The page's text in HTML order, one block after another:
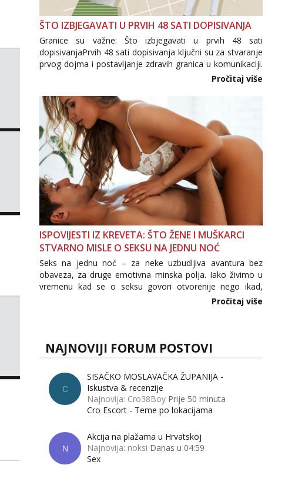
ŠTO IZBJEGAVATI U PRVIH 48 SATI DOPISIVANJA
Granice su važne: Što izbjegavati u prvih 48 sati
dopisivanjaPrvih 48 sati dopisivanja ključni su za stvaranje
prvog dojma i postavljanje zdravih granica u komunikaciji.
Važno je izbjeći prebrzo otkrivanje osobnih ili intimnih
informacija, jer nepoznata osoba još nije zaslužila to
povjerenje. Takođe...
Pročitaj više
ISPOVIJESTI IZ KREVETA: ŠTO ŽENE I MUŠKARCI
STVARNO MISLE O SEKSU NA JEDNU NOĆ
Seks na jednu noć – za neke uzbudljiva avantura bez
obaveza, za druge emotivna minska polja. Iako živimo u
vremenu kad se o seksu govori otvorenije nego ikad,
tema „jedne noći strasti“ i dalje izaziva burne rasprave. Što
Pročitaj više
NAJNOVIJI FORUM POSTOVI
C
SISAČKO MOSLAVAČKA ŽUPANIJA -
Iskustva & recenzije
Najnovija: Cro38Boy Prije 50 minuta
Cro Escort - Teme po lokacijama
N
Akcija na plažama u Hrvatskoj
Najnovija: noksi Danas u 04:59
Sex